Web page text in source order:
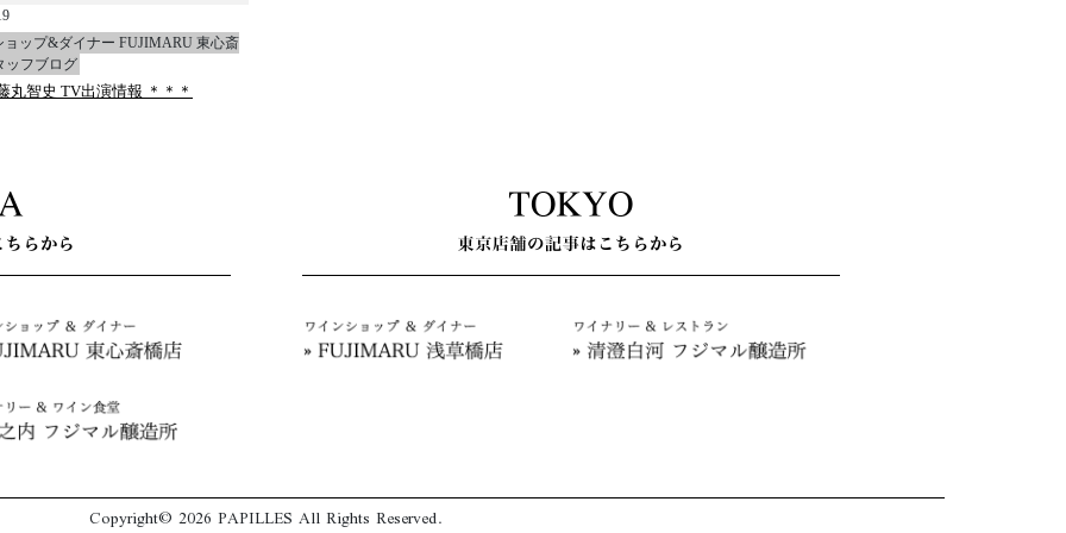
ョップ&ダイナー FUJIMARU 東心斎
ッフブログ
丸智史 TV出演情報 ＊＊＊
Copyright© 2026 PAPILLES All Rights Reserved.